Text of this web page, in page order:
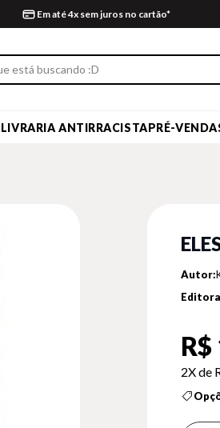
Em até 4x sem juros no cartão*
LIVRARIA ANTIRRACISTAPRÉ-VENDA
Autor:
2X de